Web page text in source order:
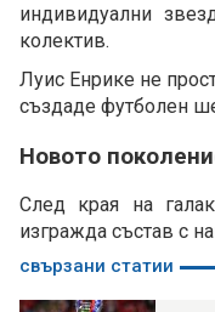
индивидуални
колектив.
Луис Енрике не
създаде футболен
Новото
След края на
изгражда състав с
свързани статии